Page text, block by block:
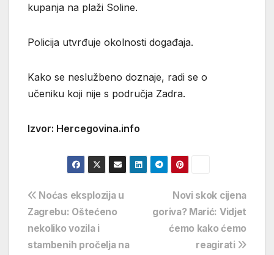
kupanja na plaži Soline.
Policija utvrđuje okolnosti događaja.
Kako se neslužbeno doznaje, radi se o
učeniku koji nije s područja Zadra.
Izvor: Hercegovina.info
Navigacija
objava
Novi skok cijena
goriva? Marić: Vidjet
ćemo kako ćemo
reagirati
Noćas eksplozija u
Zagrebu: Oštećeno
nekoliko vozila i
stambenih pročelja na